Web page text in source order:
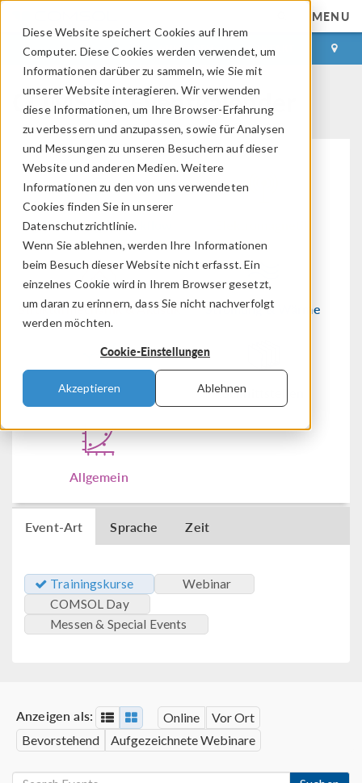
Diese Website speichert Cookies auf Ihrem
Computer. Diese Cookies werden verwendet, um
Informationen darüber zu sammeln, wie Sie mit
unserer Website interagieren. Wir verwenden
diese Informationen, um Ihre Browser-Erfahrung
zu verbessern und anzupassen, sowie für Analysen
und Messungen zu unseren Besuchern auf dieser
Website und anderen Medien. Weitere
Informationen zu den von uns verwendeten
Cookies finden Sie in unserer
Datenschutzrichtlinie.
Wenn Sie ablehnen, werden Ihre Informationen
beim Besuch dieser Website nicht erfasst. Ein
einzelnes Cookie wird in Ihrem Browser gesetzt,
um daran zu erinnern, dass Sie nicht nachverfolgt
werden möchten.
Cookie-Einstellungen
Akzeptieren Ablehnen
MENU
ANMELDEN KONTAKT
COMSOL Eventkalender
Modellierungs-Workflow
Strukturmechanik & Akustik Strömung & Wärme
Chemie Schnittstellen
Allgemein
Event-Art Sprache Zeit
Trainingskurse
Webinar
COMSOL Day
Messen & Special Events
Anzeigen als: Online
Vor Ort
Bevorstehend
Aufgezeichnete Webinare